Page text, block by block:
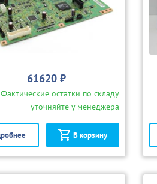
61620 ₽
остатки по складу
уточняйте у менеджера
В корзину